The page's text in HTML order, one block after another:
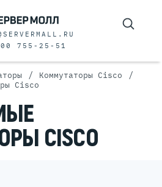
755-25-51
/ Коммутаторы Cisco /
Cisco
CISCO